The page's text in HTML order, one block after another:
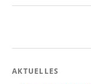
AKTUELLES